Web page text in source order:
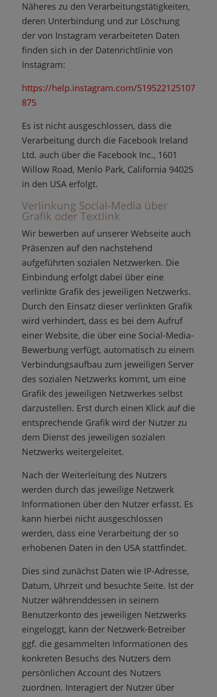
Näheres zu den Verarbeitungstätigkeiten,
deren Unterbindung und zur Löschung
der von Instagram verarbeiteten Daten
finden sich in der Datenrichtlinie von
Instagram:
https://help.instagram.com/519522125107
875
Es ist nicht ausgeschlossen, dass die
Verarbeitung durch die Facebook Ireland
Ltd. auch über die Facebook Inc., 1601
Willow Road, Menlo Park, California 94025
in den USA erfolgt.
Verlinkung Social-Media über
Grafik oder Textlink
Wir bewerben auf unserer Webseite auch
Präsenzen auf den nachstehend
aufgeführten sozialen Netzwerken. Die
Einbindung erfolgt dabei über eine
verlinkte Grafik des jeweiligen Netzwerks.
Durch den Einsatz dieser verlinkten Grafik
wird verhindert, dass es bei dem Aufruf
einer Website, die über eine Social-Media-
Bewerbung verfügt, automatisch zu einem
Verbindungsaufbau zum jeweiligen Server
des sozialen Netzwerks kommt, um eine
Grafik des jeweiligen Netzwerkes selbst
darzustellen. Erst durch einen Klick auf die
entsprechende Grafik wird der Nutzer zu
dem Dienst des jeweiligen sozialen
Netzwerks weitergeleitet.
Nach der Weiterleitung des Nutzers
werden durch das jeweilige Netzwerk
Informationen über den Nutzer erfasst. Es
kann hierbei nicht ausgeschlossen
werden, dass eine Verarbeitung der so
erhobenen Daten in den USA stattfindet.
Dies sind zunächst Daten wie IP-Adresse,
Datum, Uhrzeit und besuchte Seite. Ist der
Nutzer währenddessen in seinem
Benutzerkonto des jeweiligen Netzwerks
eingeloggt, kann der Netzwerk-Betreiber
ggf. die gesammelten Informationen des
konkreten Besuchs des Nutzers dem
persönlichen Account des Nutzers
zuordnen. Interagiert der Nutzer über